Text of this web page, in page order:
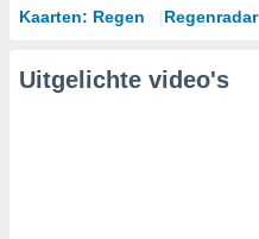
Kaarten: Regen Regenradar
Uitgelichte video's